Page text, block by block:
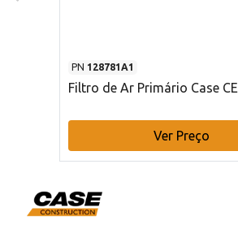
PN 128781A1
Filtro de Ar Primário Case CE
Ver Preço